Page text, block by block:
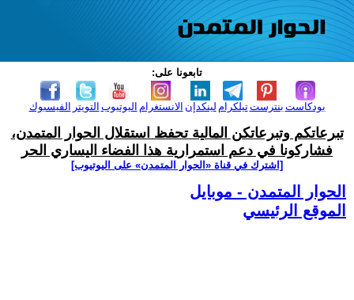
تابعونا على:
الفيسبوك التويتر اليوتيوب الانستغرام لينكدإن تيلكرامبنترست بودكاست
تبرعاتكم وتبرعاتكن المالية تحفظ استقلال الحوار المتمدن،
فشاركونا في دعم استمرارية هذا الفضاء اليساري الحر
[اشترك في قناة ‫«الحوار المتمدن» على اليوتيوب]
الحوار المتمدن - موبايل
الموقع الرئيسي